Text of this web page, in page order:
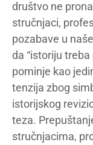
društvo ne
stručnjaci,
pozabave u
da “istoriju
pominje kao
tenzija zbog
istorijskog
teza.
stručnjacima,